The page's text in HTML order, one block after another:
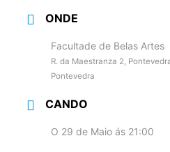
ONDE
Facultade de Belas Artes
R. da Maestranza 2,
Pontevedra
CANDO
O 29 de Maio ás 21:00